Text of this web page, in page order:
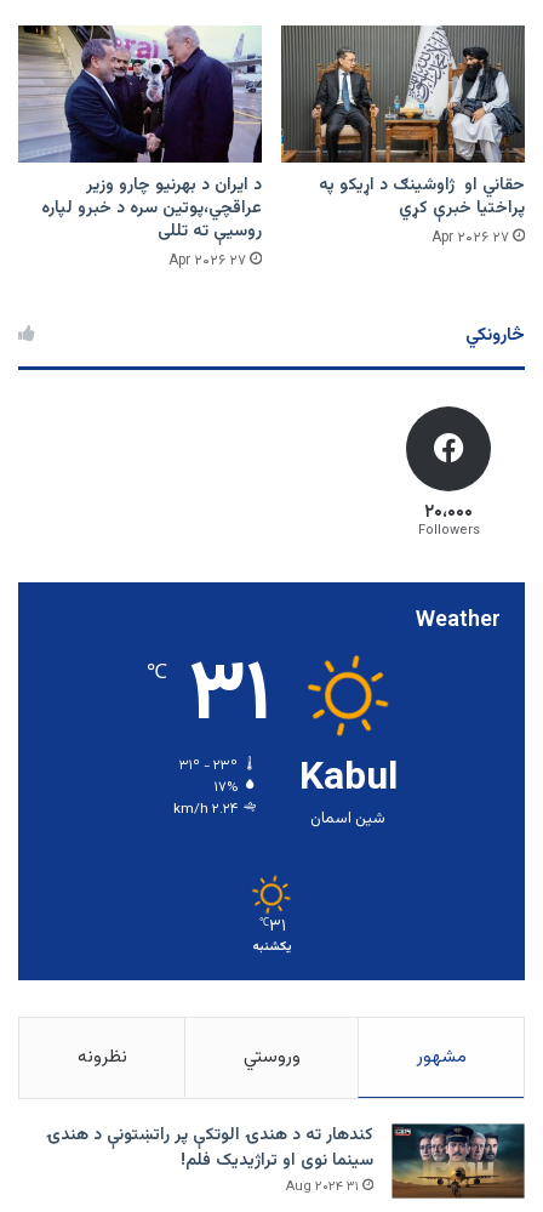
حقاني او ژاوشینګ د اړیکو په
پراختیا خبرې کړي
۲۷ Apr ۲۰۲۶
د ایران د بهرنیو چارو وزیر
عراقچي،پوتین سره د خبرو لپاره
روسیې ته تللی
۲۷ Apr ۲۰۲۶
څارونکي
۲۰،۰۰۰
Followers
Weather
Kabul
شین اسمان
۳۱ ℃
۱۷%
۲.۲۴ km/h
۳۱℃
یکشنبه
مشهور وروستي نظرونه
کندهار ته د هندۍ الوتکې پر راتښتونې د هندۍ
سینما نوی او تراژيديک فلم!
۳۱ Aug ۲۰۲۴